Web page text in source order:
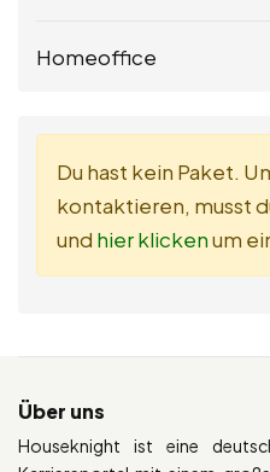
Homeoffice
Du hast kein Paket.
kontaktieren, musst
und hier klickenum
Über uns
Houseknight ist eine